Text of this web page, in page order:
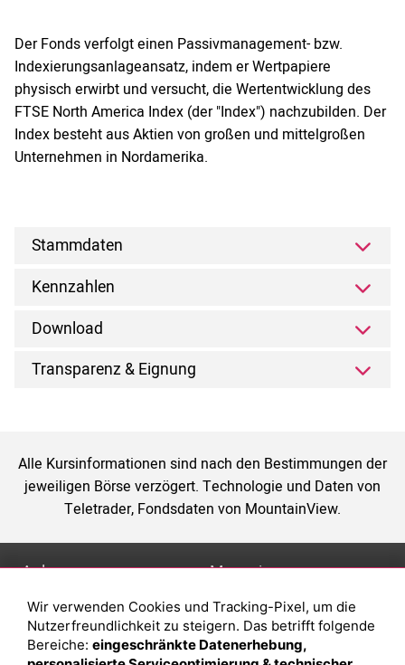
Der Fonds verfolgt einen Passivmanagement- bzw.
Indexierungsanlageansatz, indem er Wertpapiere
physisch erwirbt und versucht, die Wertentwicklung des
FTSE North America Index (der "Index") nachzubilden. Der
Index besteht aus Aktien von großen und mittelgroßen
Unternehmen in Nordamerika.
Stammdaten
Kennzahlen
Download
Transparenz & Eignung
Alle Kursinformationen sind nach den Bestimmungen der
jeweiligen Börse verzögert. Technologie und Daten von
Teletrader, Fondsdaten von MountainView.
Anlage
Depot eröffnen
Depot vergleichen
Magazin
Was sind sind ETFs?
Sparplan Vorteile
Wir verwenden Cookies und Tracking-Pixel, um die
Nutzerfreundlichkeit zu steigern. Das betrifft folgende
Bereiche: eingeschränkte Datenerhebung,